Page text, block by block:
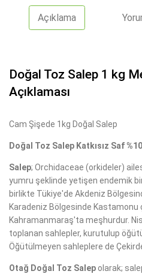
Açıklama
Doğal Toz Salep 1 kg
Açıklaması
Cam Şişede 1kg Doğal Salep
Doğal Toz Salep Katkısız Saf
Salep; Orchidaceae (orkideler)
yumru şeklinde yetişen endemik
birlikte Tükiye'de Akdeniz
Karadeniz Bölgesinde Kastamonu
Kahramanmaraş'ta meşhurdur.
toplanan sahlepler, kurutulup
Öğütülmeyen sahleplere de
Otağ Doğal Toz Salep olarak;